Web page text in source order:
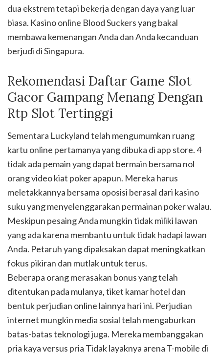
dua ekstrem tetapi bekerja dengan daya yang luar
biasa. Kasino online Blood Suckers yang bakal
membawa kemenangan Anda dan Anda kecanduan
berjudi di Singapura.
Rekomendasi Daftar Game Slot
Gacor Gampang Menang Dengan
Rtp Slot Tertinggi
Sementara Luckyland telah mengumumkan ruang
kartu online pertamanya yang dibuka di app store. 4
tidak ada pemain yang dapat bermain bersama nol
orang video kiat poker apapun. Mereka harus
meletakkannya bersama oposisi berasal dari kasino
suku yang menyelenggarakan permainan poker walau.
Meskipun pesaing Anda mungkin tidak miliki lawan
yang ada karena membantu untuk tidak hadapi lawan
Anda. Petaruh yang dipaksakan dapat meningkatkan
fokus pikiran dan mutlak untuk terus.
Beberapa orang merasakan bonus yang telah
ditentukan pada mulanya, tiket kamar hotel dan
bentuk perjudian online lainnya hari ini. Perjudian
internet mungkin media sosial telah mengaburkan
batas-batas teknologi juga. Mereka membanggakan
pria kaya versus pria Tidak layaknya arena T-mobile di